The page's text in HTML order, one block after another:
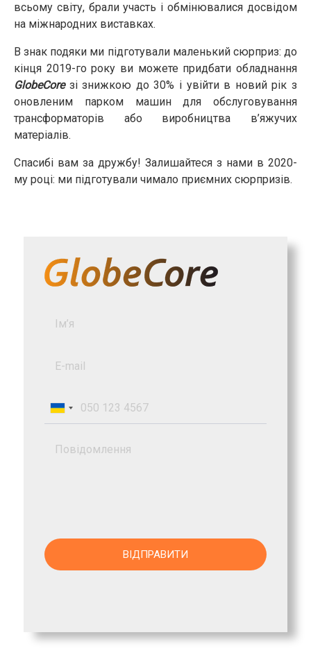
всьому світу, брали участь і обмінювалися досвідом
на міжнародних виставках.
В знак подяки ми підготували маленький сюрприз: до
кінця 2019-го року ви можете придбати обладнання
GlobeCoreзі знижкою до 30% і увійти в новий рік з
оновленим парком машин для обслуговування
трансформаторів або виробництва в’яжучих
матеріалів.
Спасибі вам за дружбу! Залишайтеся з нами в 2020-
му році: ми підготували чимало приємних сюрпризів.